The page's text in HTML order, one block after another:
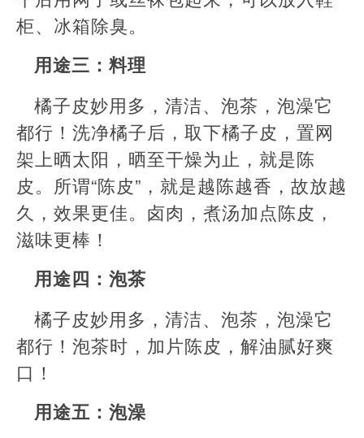
柜、冰箱除臭。
用途三：料理
橘子皮妙用多，清洁、泡茶，泡澡它
都行！洗净橘子后，取下橘子皮，置网
架上晒太阳，晒至干燥为止，就是陈
皮。所谓“陈皮”，就是越陈越香，故放越
久，效果更佳。卤肉，煮汤加点陈皮，
滋味更棒！
用途四：泡茶
橘子皮妙用多，清洁、泡茶，泡澡它
都行！泡茶时，加片陈皮，解油腻好爽
口！
用途五：泡澡